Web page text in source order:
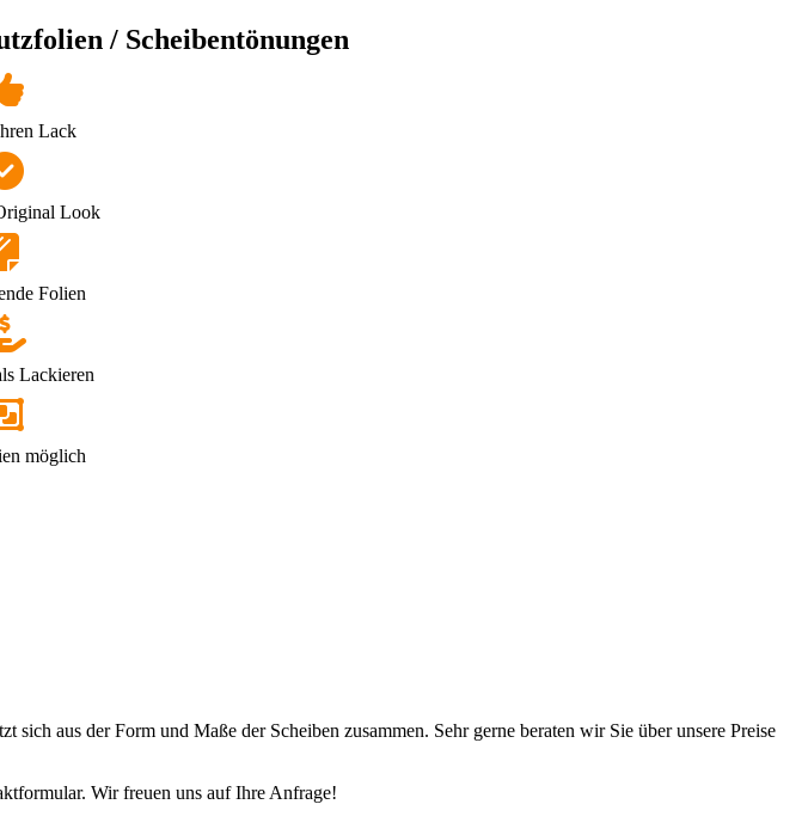
/ Scheibentönungen
Lack
Look
Folien
Lackieren
möglich
aus der Form und Maße der Scheiben zusammen. Sehr gerne beraten wir Sie über unsere Preise
Wir freuen uns auf Ihre Anfrage!